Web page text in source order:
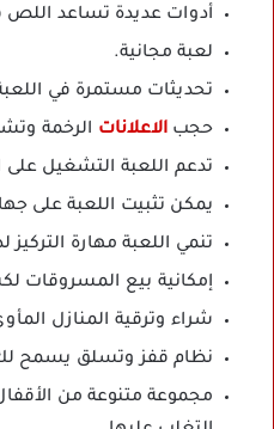
أدوات عديدة تساعد اللص
لعبة مجانية.
تحديثات مستمرة في
حجب الاعلانات الرخمة
تدعم اللعبة التشغيل
يمكن تثبيت اللعبة على
تنمي اللعبة مهارة التركيز
إمكانية بيع المسروقات
شراء وترقية المنازل
نظام قفز وتسلق يسمح
مجموعة متنوعة من الأقفال